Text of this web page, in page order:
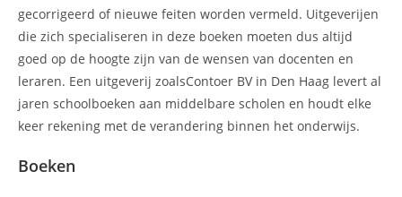
gecorrigeerd of nieuwe feiten worden vermeld. Uitgeverijen
die zich specialiseren in deze boeken moeten dus altijd
goed op de hoogte zijn van de wensen van docenten en
leraren. Een uitgeverij zoalsContoer BV in Den Haag levert al
jaren schoolboeken aan middelbare scholen en houdt elke
keer rekening met de verandering binnen het onderwijs.
Boeken